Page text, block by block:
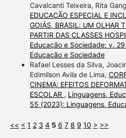
Cavalcanti Teixeira, Rita
EDUCAÇÃO ESPECIAL E
GOIÁS, BRASIL: UM OLHAR
PARTIR DAS CLASSES
Educação e Sociedade: v.
Educação e Sociedade
Rafael Lesses da Silva,
Edimilson Avila de Lima,
CINEMA: EFEITOS
ESCOLAR , Linguagens,
55 (2023): Linguagens,
<< < 1 2 3 4 5 6 7 8 9 10 > >>